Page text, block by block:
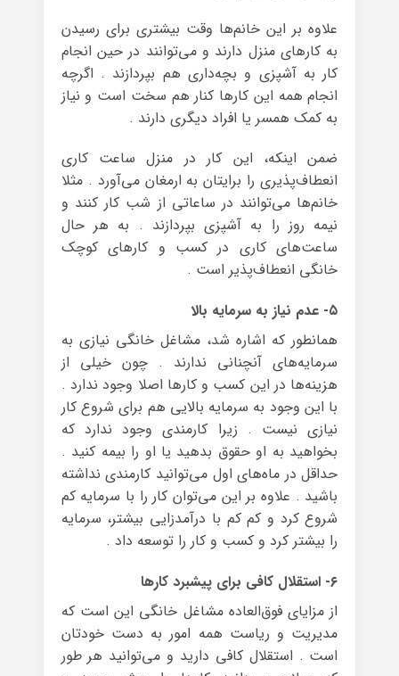
علاوه بر این خانم‌ها وقت بیشتری برای رسیدن
به کارهای منزل دارند و می‌توانند در حین انجام
کار به آشپزی و بچه‌داری هم بپردازند . اگرچه
انجام همه این کارها کنار هم سخت است و نیاز
به کمک همسر یا افراد دیگری دارند .
ضمن اینکه، این کار در منزل ساعت‌ کاری
انعطاف‌پذیری را برایتان به ارمغان می‌آورد . مثلا
خانم‌ها می‌توانند در ساعاتی از شب کار کنند و
نیمه روز را به آشپزی بپردازند . به هر حال
ساعت‌های کاری در کسب و کارهای کوچک
خانگی انعطاف‌پذیر است .
۵- عدم نیاز به سرمایه بالا
همانطور که اشاره شد، مشاغل خانگی نیازی به
سرمایه‌های آنچنانی ندارند . چون خیلی از
هزینه‌ها در این کسب و کارها اصلا وجود ندارد .
با این وجود به سرمایه بالایی هم برای شروع کار
نیازی نیست . زیرا کارمندی وجود ندارد که
بخواهید به او حقوق بدهید یا او را بیمه کنید .
حداقل در ماه‌های اول می‌توانید کارمندی نداشته
باشید . علاوه بر این می‌توان کار را با سرمایه کم
شروع کرد و کم کم با درآمدزایی بیشتر، سرمایه
را بیشتر کرد و کسب و کار را توسعه داد .
۶- استقلال کافی برای پیشبرد کارها
از مزایای فوق‌العاده مشاغل خانگی این است که
مدیریت و ریاست همه امور به دست خودتان
است . استقلال کافی دارید و می‌توانید هر طور